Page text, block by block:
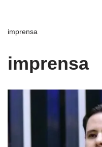
imprensa
imprensa